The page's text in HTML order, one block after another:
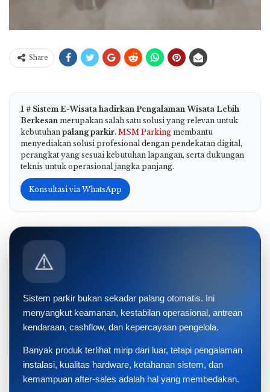
Share
1 # Sistem E-Wisata hadirkan Pengalaman Wisata Lebih
Berkesan merupakan salah satu solusi yang relevan untuk
kebutuhan palang parkir. MSM Parking membantu
menyediakan solusi profesional dengan pendekatan digital,
perangkat yang sesuai kebutuhan lapangan, serta dukungan
teknis untuk operasional jangka panjang.
Konsultasi via WhatsApp
⚠️
Sistem parkir bukan sekadar palang otomatis. Ini
menyangkut keamanan, kestabilan operasional, antrean
kendaraan, cashflow, dan kepercayaan pengelola.
Banyak produk terlihat mirip dari luar, tetapi pengalaman
instalasi, kualitas hardware, ketahanan sistem, dan
kemampuan after-sales adalah hal yang membedakan.